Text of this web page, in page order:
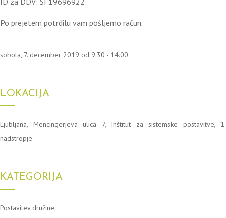
Po prejetem potrdilu vam pošljemo račun.
sobota, 7. december 2019 od 9.30 - 14.00
LOKACIJA
Ljubljana, Mencingerjeva ulica 7, Inštitut za sistemske postavitve, 1.
nadstropje
KATEGORIJA
Postavitev družine